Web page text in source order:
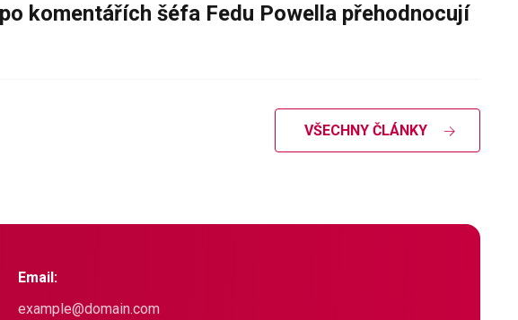
komentářích šéfa Fedu Powella přehodnocují
VŠECHNY ČLÁNKY
Email: